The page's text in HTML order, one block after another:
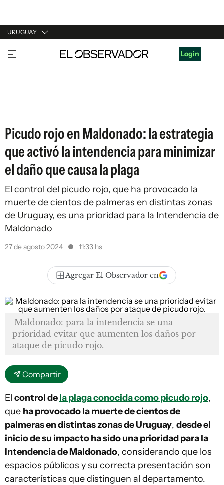
URUGUAY
URUGUAY
ARGENTINA
Login
Picudo rojo en Maldonado: la estrategia
que activó la intendencia para minimizar
el daño que causa la plaga
El control del picudo rojo, que ha provocado la
muerte de cientos de palmeras en distintas zonas
de Uruguay, es una prioridad para la Intendencia de
Maldonado
27 de agosto 2024 11:33 hs
Agregar El Observador en
Maldonado: para la intendencia se una
prioridad evitar que aumenten los daños por
ataque de picudo rojo.
Compartir
El control dela plaga conocida como picudo rojo,
que ha provocadola muerte de cientos de
palmeras en distintas zonas de Uruguay, desde el
inicio de su impacto ha sido una prioridad para la
Intendencia de Maldonado, considerando que los
espacios públicos y su correcta presentación son
características que distinguen al departamento.